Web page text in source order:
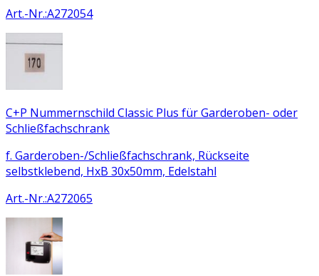
Art.-Nr.:A272054
C+P Nummernschild Classic Plus für Garderoben- oder
Schließfachschrank
f. Garderoben-/Schließfachschrank, Rückseite
selbstklebend, HxB 30x50mm, Edelstahl
Art.-Nr.:A272065